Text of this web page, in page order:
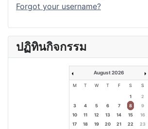
Forgot your username?
ปฏิทินกิจกรรม
August 2026
M T W T F S S
1
2
3
4 5 6 7 8
9
10
11 12 13 14 15
16
17
18 19 20 21 22
23